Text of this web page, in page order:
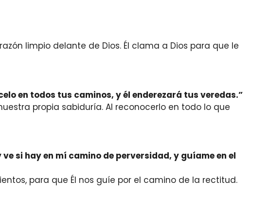
limpio delante de Dios. Él clama a Dios para que le
en todos tus caminos, y él enderezará tus veredas.”
propia sabiduría. Al reconocerlo en todo lo que
si hay en mí camino de perversidad, y guíame en el
para que Él nos guíe por el camino de la rectitud.